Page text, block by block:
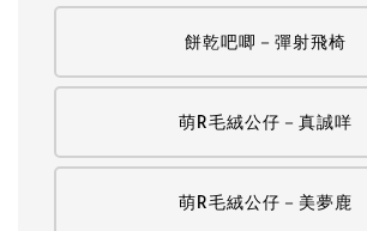
餅乾吧唧－彈射飛椅
萌R毛絨公仔－真誠咩
萌R毛絨公仔－美夢鹿